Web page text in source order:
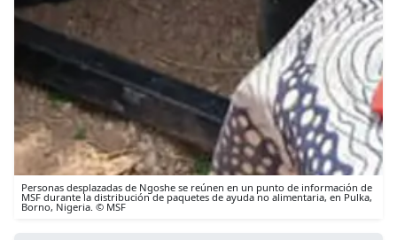
Personas desplazadas de Ngoshe se reúnen en un punto de información de
MSF durante la distribución de paquetes de ayuda no alimentaria, en Pulka,
Borno, Nigeria. © MSF